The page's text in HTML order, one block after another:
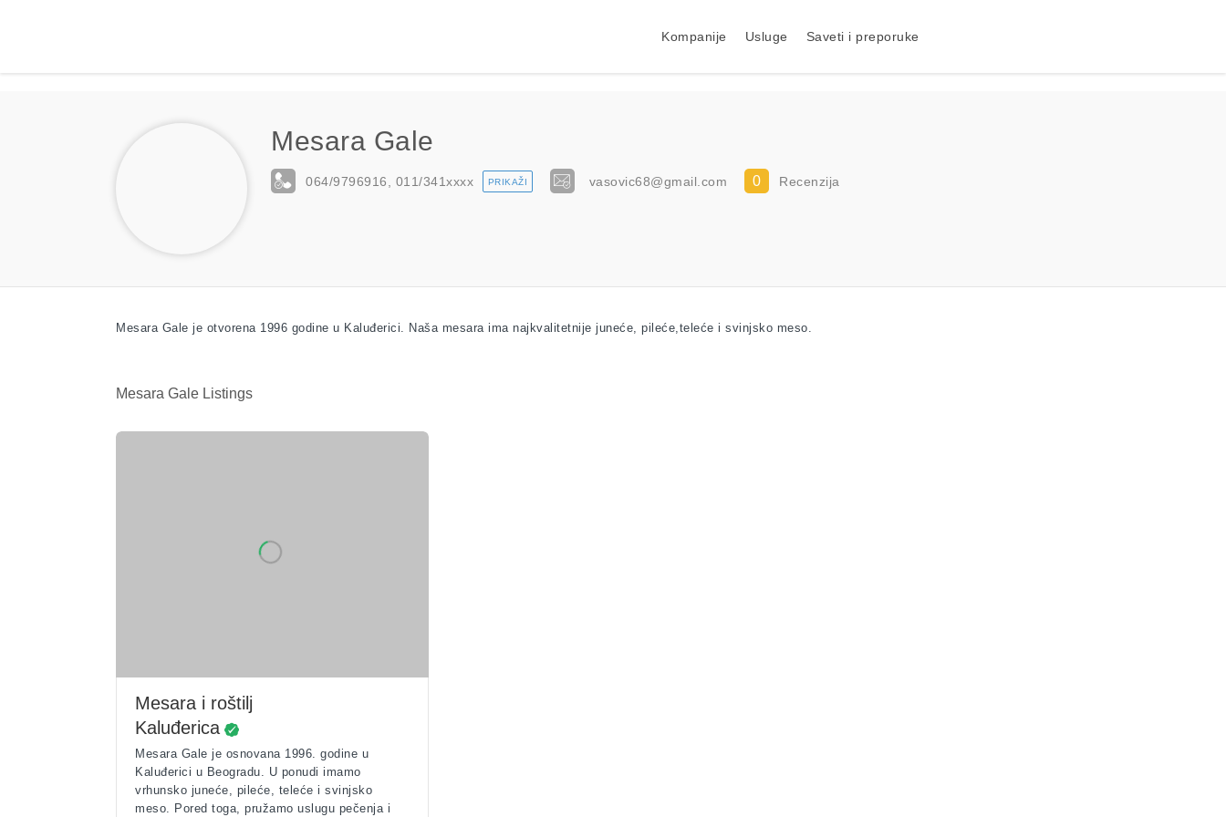
Kompanije Usluge Saveti i preporuke
Mesara Gale
064/9796916, 011/341xxxx PRIKAŽI vasovic68@gmail.com 0 Recenzija
Mesara Gale je otvorena 1996 godine u Kaluđerici. Naša mesara ima najkvalitetnije juneće, pileće,teleće i svinjsko meso.
Mesara Gale Listings
Mesara i roštilj
Kaluđerica
Mesara Gale je osnovana 1996. godine u
Kaluđerici u Beogradu. U ponudi imamo
vrhunsko juneće, pileće, teleće i svinjsko
meso. Pored toga, pružamo uslugu pečenja i